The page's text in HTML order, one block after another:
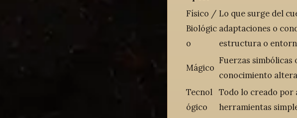
Físico /
Biológic
o
Lo que surge del
adaptaciones o
estructura o
Mágico
Fuerzas simbólicas
conocimiento
Tecnol
ógico
Todo lo creado por
herramientas